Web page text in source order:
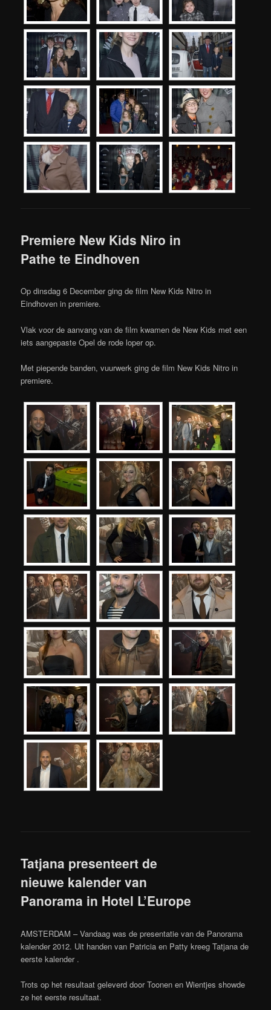
Premiere New Kids Niro in
Pathe te Eindhoven
Op dinsdag 6 December ging de film New Kids Nitro in
Eindhoven in premiere.
Vlak voor de aanvang van de film kwamen de New Kids met een
iets aangepaste Opel de rode loper op.
Met piepende banden, vuurwerk ging de film New Kids Nitro in
premiere.
Tatjana presenteert de
nieuwe kalender van
Panorama in Hotel L’Europe
AMSTERDAM – Vandaag was de presentatie van de Panorama
kalender 2012. Uit handen van Patricia en Patty kreeg Tatjana de
eerste kalender .
Trots op het resultaat geleverd door Toonen en Wientjes showde
ze het eerste resultaat.